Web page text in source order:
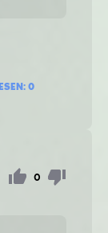
0
0